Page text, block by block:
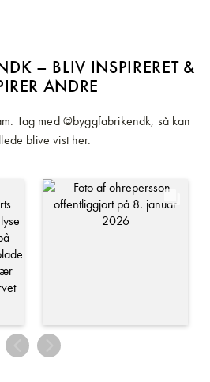
– BLIV INSPIRERET &
ANDRE
Tag med @byggfabrikendk, så kan
blive vist her.